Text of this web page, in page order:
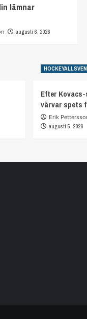
lämnar
augusti 6, 2026
Efter
värvar spets
Erik
augusti 5, 2026